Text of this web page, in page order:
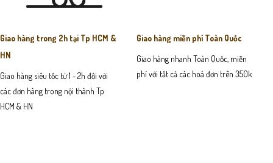
Giao hàng trong 2h tại Tp HCM &
HN
Giao hàng siêu tốc từ 1 - 2h đối với
các đơn hàng trong nội thành Tp
HCM & HN
Giao hàng miễn phí Toàn Quốc
Giao hàng nhanh Toàn Quốc, miễn
phí với tất cả các hoá đơn trên 350k